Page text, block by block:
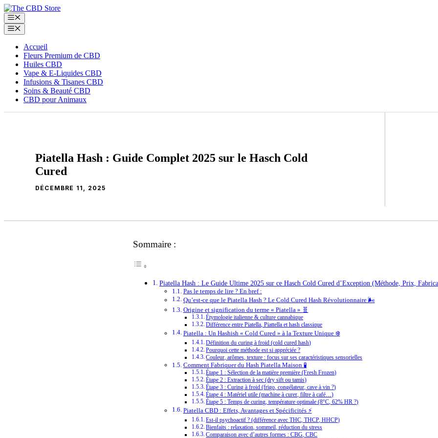
Aller
au
contenu
Menu
Menu
Accueil
Fleurs Premium de CBD
Huiles CBD
Vape & E‑Liquides CBD
Infusions & Tisanes CBD
Soins & Beauté CBD
CBD pour Animaux
Piatella Hash : Guide Complet 2025 sur le Hasch Cold
Cured
DÉCEMBRE 11, 2025
Sommaire :
Piatella Hash : Le Guide Ultime 2025 sur ce Hasch Cold Cured d’Exception (Méthode, Prix,
Pas le temps de lire ? En bref :
Qu’est-ce que le Piatella Hash ? Le Cold Cured Hash Révolutionnaire 🌬️
Origine et signification du terme « Piatella » 🧬
Étymologie italienne & culture cannabique
Différence entre Piatella, Piattella et hash classique
Piatella : Un Hashish « Cold Cured » à la Texture Unique ❄️
Définition du curing à froid (cold cured hash)
Pourquoi cette méthode est si appréciée ?
Couleur, arômes, texture : focus sur ses caractéristiques sensorielles
Comment Fabriquer du Hash Piatella Maison 🧪
Étape 1 : Sélection de la matière première (Fresh Frozen)
Étape 2 : Extraction à sec (dry sift ou tamis)
Étape 3 : Curing à froid (frigo, congélateur, cave à vin ?)
Étape 4 : Matériel utile (machine à curer, filtre à café…)
Étape 5 : Temps de curing, température optimale (8°C, 62% HR ?)
Piatella CBD : Effets, Avantages et Spécificités ⚡
Est-il psychoactif ? (différence avec THC, THCP, HHCP)
Bienfaits : relaxation, sommeil, réduction du stress
Comparaison avec d’autres formes : CBG, CBC